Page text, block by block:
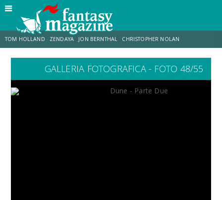
TOM HOLLAND ZENDAYA JON BERNTHAL CHRISTOPHER NOLAN
LUCCA COMICS & GAMES ODISSEA JACOB BATALON
GALLERIA FOTOGRAFICA - FOTO 48/55